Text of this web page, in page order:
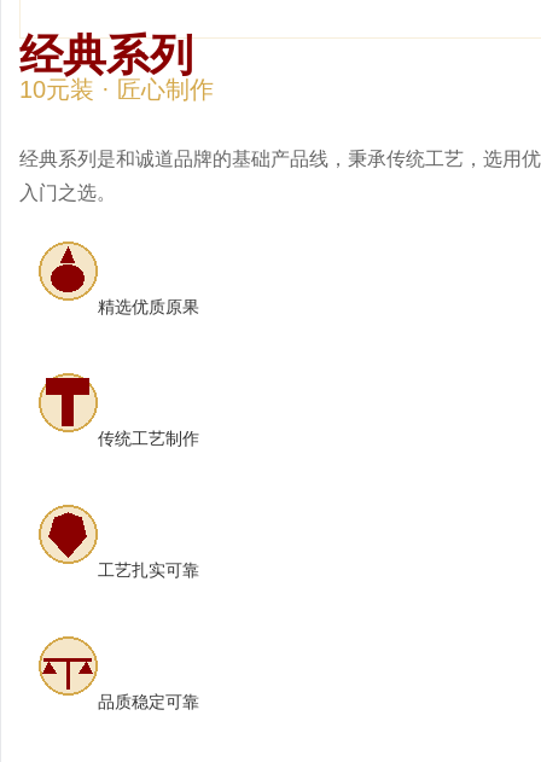
经典系列
10元装 · 匠心制作
经典系列是和诚道品牌的基础产品线，秉承传统工艺，选用
入门之选。
精选优质原果
传统工艺制作
工艺扎实可靠
品质稳定可靠